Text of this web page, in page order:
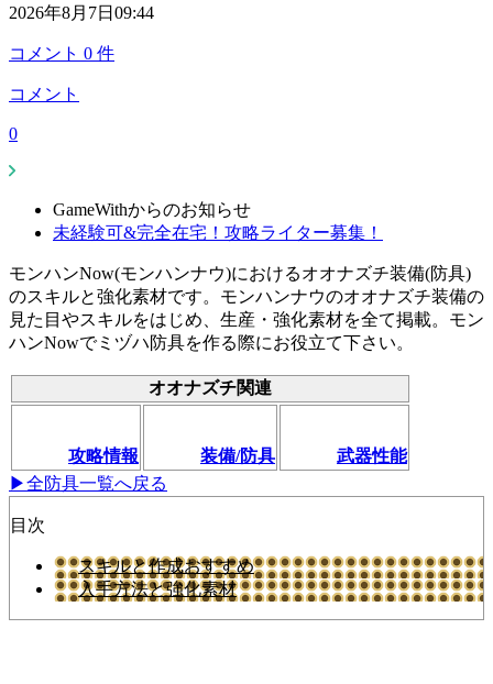
2026年8月7日09:44
コメント 0 件
コメント
0
GameWithからのお知らせ
未経験可&完全在宅！攻略ライター募集！
モンハンNow(モンハンナウ)におけるオオナズチ装備(防具)
のスキルと強化素材です。モンハンナウのオオナズチ装備の
見た目やスキルをはじめ、生産・強化素材を全て掲載。モン
ハンNowでミヅハ防具を作る際にお役立て下さい。
オオナズチ関連
攻略情報 装備/防具
武器性能
▶全防具一覧へ戻る
目次
スキルと作成おすすめ
入手方法と強化素材